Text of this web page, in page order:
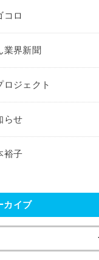
コロ
業界新聞
ロジェクト
らせ
裕子
カイブ